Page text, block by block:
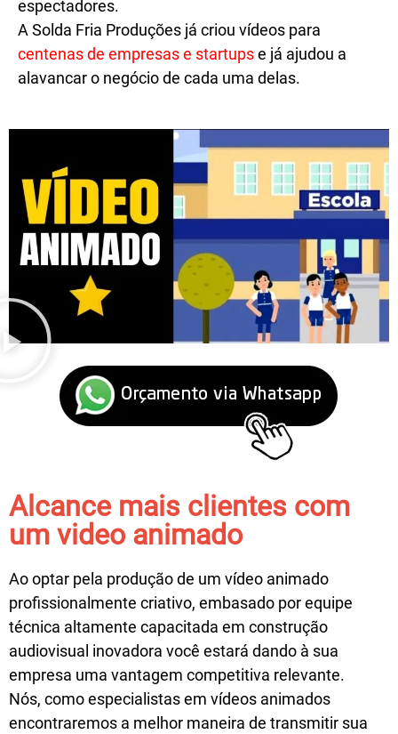
espectadores.
A Solda Fria Produções já criou vídeos para
centenas de empresas e startupse já ajudou a
alavancar o negócio de cada uma delas.
Alcance mais clientes com
um video animado
Ao optar pela produção de um vídeo animado
profissionalmente criativo, embasado por equipe
técnica altamente capacitada em construção
audiovisual inovadora você estará dando à sua
empresa uma vantagem competitiva relevante.
Nós, como especialistas em vídeos animados
encontraremos a melhor maneira de transmitir sua